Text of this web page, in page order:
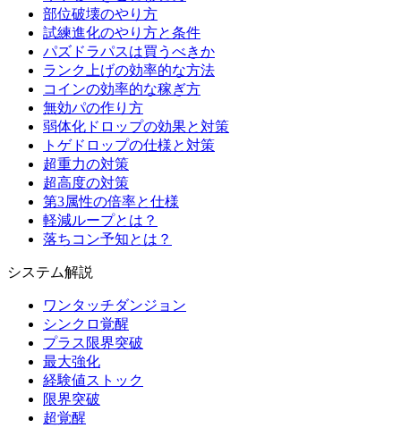
部位破壊のやり方
試練進化のやり方と条件
パズドラパスは買うべきか
ランク上げの効率的な方法
コインの効率的な稼ぎ方
無効パの作り方
弱体化ドロップの効果と対策
トゲドロップの仕様と対策
超重力の対策
超高度の対策
第3属性の倍率と仕様
軽減ループとは？
落ちコン予知とは？
システム解説
ワンタッチダンジョン
シンクロ覚醒
プラス限界突破
最大強化
経験値ストック
限界突破
超覚醒